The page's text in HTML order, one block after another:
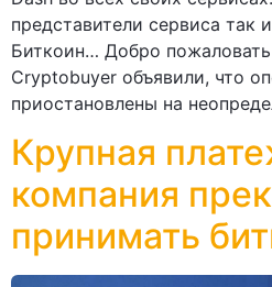
представители сервиса так
Биткоин… Добро
Cryptobuyer объявили, что
приостановлены на
Крупная
компания
принимать